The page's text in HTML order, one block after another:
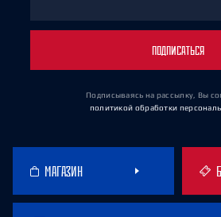
ПОДПИСАТЬСЯ
Подписываясь на рассылку, Вы
политикой обработки
МАГАЗИН